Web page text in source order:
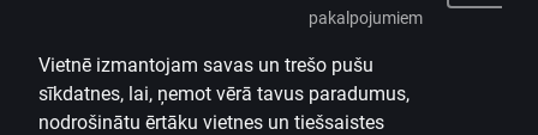
pakalpojumiem
Vietnē izmantojam savas un trešo pušu
sīkdatnes, lai, ņemot vērā tavus paradumus,
nodrošinātu ērtāku vietnes un tiešsaistes
Sīkdatņu iestatījumi
Personas datu apstrāde un aizsardzība